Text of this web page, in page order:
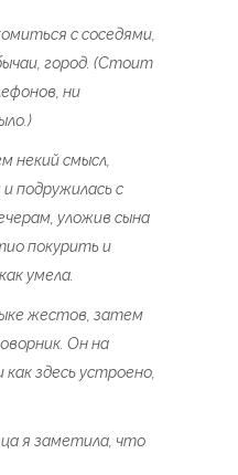
с соседями,
город. (Стоит
ни
некий смысл,
подружилась с
уложив сына
покурить и
умела.
жестов, затем
Он на
здесь устроено,
я заметила, что